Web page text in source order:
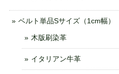
ベルト単品Sサイズ（1cm幅）
木版刷染革
イタリアン牛革